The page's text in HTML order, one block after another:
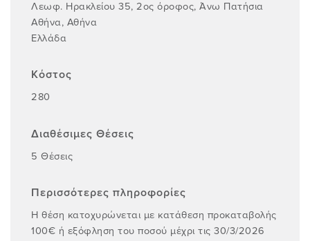
Λεωφ. Ηρακλείου 35, 2ος όροφος, Άνω Πατήσια
Αθήνα, Αθήνα
Ελλάδα
Κόστος
280
Διαθέσιμες Θέσεις
5 Θέσεις
Περισσότερες πληροφορίες
Η θέση κατοχυρώνεται με κατάθεση προκαταβολής
100€ ή εξόφληση του ποσού μέχρι τις 30/3/2026